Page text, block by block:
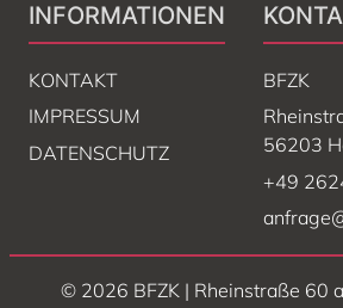
INFORMATIONEN
KONTAKT
IMPRESSUM
DATENSCHUTZ
BFZK
56203
+49
© 2026 BFZK | Rheinstraße 60